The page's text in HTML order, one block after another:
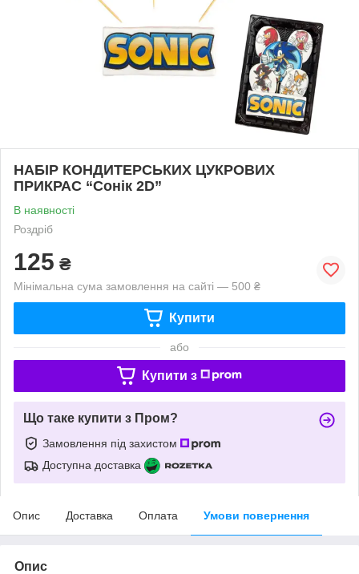
НАБІР КОНДИТЕРСЬКИХ ЦУКРОВИХ
ПРИКРАС “Сонік 2D”
В наявності
Роздріб
125 ₴
Мінімальна сума замовлення на сайті — 500 ₴
Купити
або
Купити з
Що таке купити з Пром?
Замовлення під захистом
Доступна доставка
Опис Доставка Оплата Умови повернення
Опис